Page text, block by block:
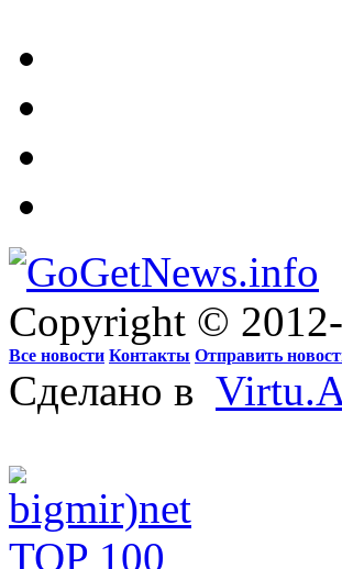
Copyright ©
Все новости Контакты Отправить
Сделано в